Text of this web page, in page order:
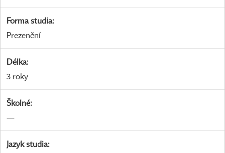
Forma studia:
Prezenční
Délka:
3 roky
Školné:
—
Jazyk studia: